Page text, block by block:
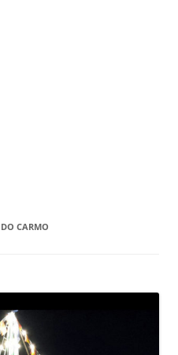
CARMO